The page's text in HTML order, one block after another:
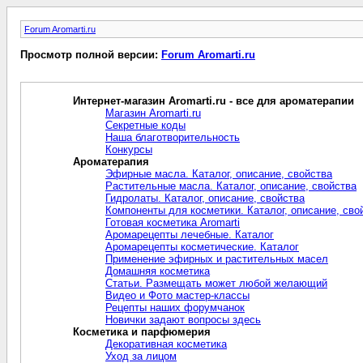
Forum Aromarti.ru
Просмотр полной версии: Forum Aromarti.ru
Интернет-магазин Aromarti.ru - все для ароматерапии
Магазин Aromarti.ru
Секретные коды
Наша благотворительность
Конкурсы
Ароматерапия
Эфирные масла. Каталог, описание, свойства
Растительные масла. Каталог, описание, свойства
Гидролаты. Каталог, описание, свойства
Компоненты для косметики. Каталог, описание,
Готовая косметика Aromarti
Аромарецепты лечебные. Каталог
Аромарецепты косметические. Каталог
Применение эфирных и растительных масел
Домашняя косметика
Статьи. Размещать может любой желающий
Видео и Фото мастер-классы
Рецепты наших форумчанок
Новички задают вопросы здесь
Косметика и парфюмерия
Декоративная косметика
Уход за лицом